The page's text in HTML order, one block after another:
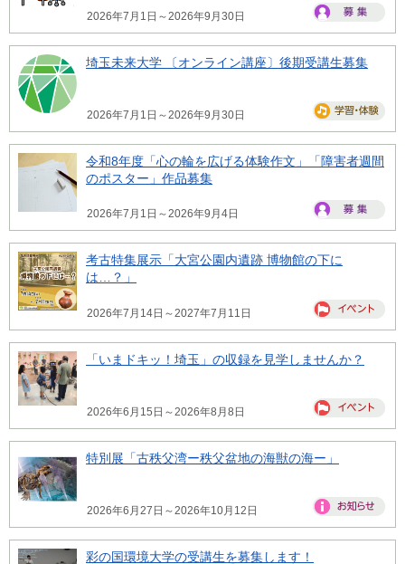
2026年7月1日～2026年9月30日
埼玉未来大学 〔オンライン講座〕後期受講生募集
2026年7月1日～2026年9月30日
令和8年度「心の輪を広げる体験作文」「障害者週間
のポスター」作品募集
2026年7月1日～2026年9月4日
考古特集展示「大宮公園内遺跡 博物館の下に
は…？」
2026年7月14日～2027年7月11日
「いまドキッ！埼玉」の収録を見学しませんか？
2026年6月15日～2026年8月8日
特別展「古秩父湾ー秩父盆地の海獣の海ー」
2026年6月27日～2026年10月12日
彩の国環境大学の受講生を募集します！